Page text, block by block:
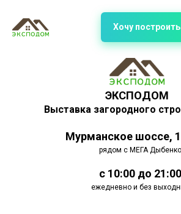
ЭКСПОДОМ
Выставка загородного
Мурманское шоссе,
рядом с МЕГА Дыбенко
с 10:00 до 21:00
ежедневно и без
Хочу построить